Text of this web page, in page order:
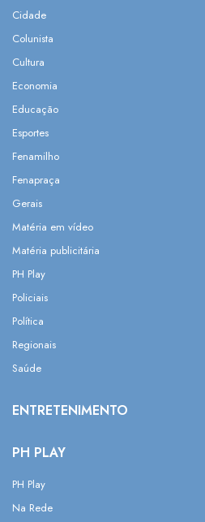
Cidade
Colunista
Cultura
Economia
Educação
Esportes
Fenamilho
Fenapraça
Gerais
Matéria em vídeo
Matéria publicitária
PH Play
Policiais
Política
Regionais
Saúde
ENTRETENIMENTO
PH PLAY
PH Play
Na Rede